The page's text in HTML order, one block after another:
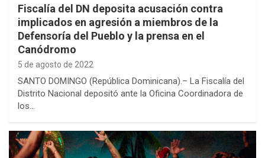
Fiscalía del DN deposita acusación contra
implicados en agresión a miembros de la
Defensoría del Pueblo y la prensa en el
Canódromo
5 de agosto de 2022
SANTO DOMINGO (República Dominicana).– La Fiscalía del
Distrito Nacional depositó ante la Oficina Coordinadora de
los…